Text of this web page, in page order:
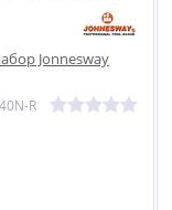
Jonnesway
R